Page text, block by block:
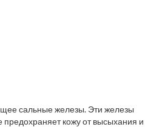
сальные железы. Эти железы
кожу от высыхания и